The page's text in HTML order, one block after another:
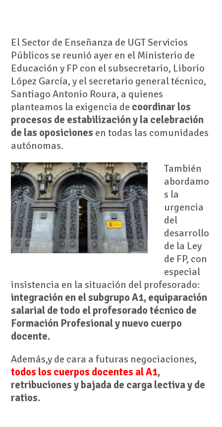
El Sector de Enseñanza de UGT Servicios
Públicos se reunió ayer en el Ministerio de
Educación y FP con el subsecretario, Liborio
López García, y el secretario general técnico,
Santiago Antonio Roura, a quienes
planteamos la exigencia de coordinar los
procesos de estabilización y la celebración
de las oposiciones en todas las comunidades
autónomas.
También
abordamo
s la
urgencia
del
desarrollo
de la Ley
de FP, con
especial
insistencia en la situación del profesorado:
integración en el subgrupo A1, equiparación
salarial de todo el profesorado técnico de
Formación Profesional y nuevo cuerpo
docente.
Además,y de cara a futuras negociaciones,
todos los cuerpos docentes al A1,
retribuciones y bajada de carga lectiva y de
ratios.